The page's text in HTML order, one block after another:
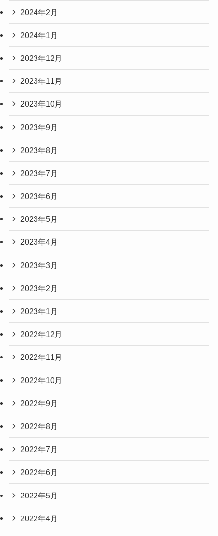
2024年2月
2024年1月
2023年12月
2023年11月
2023年10月
2023年9月
2023年8月
2023年7月
2023年6月
2023年5月
2023年4月
2023年3月
2023年2月
2023年1月
2022年12月
2022年11月
2022年10月
2022年9月
2022年8月
2022年7月
2022年6月
2022年5月
2022年4月